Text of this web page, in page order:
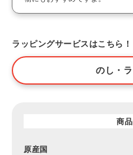
ラッピングサービスはこちら！
のし・
商
原産国